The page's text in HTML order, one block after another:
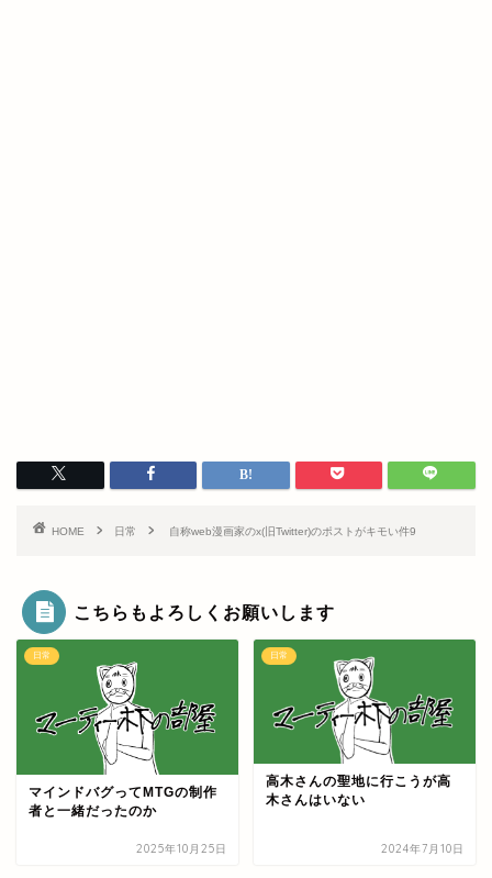
HOME 日常 自称web漫画家のx(旧Twitter)のポストがキモい件9
こちらもよろしくお願いします
日常
マインドバグってMTGの制作
者と一緒だったのか
2025年10月25日
日常
高木さんの聖地に行こうが高
木さんはいない
2024年7月10日